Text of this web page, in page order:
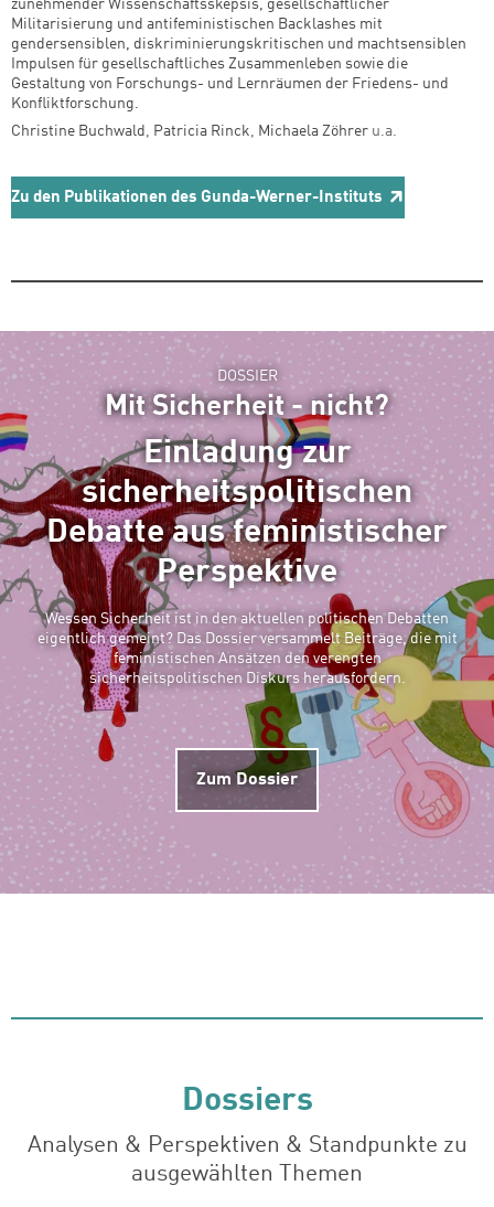
zunehmender Wissenschaftsskepsis, gesellschaftlicher
Militarisierung und antifeministischen Backlashes mit
gendersensiblen, diskriminierungskritischen und machtsensiblen
Impulsen für gesellschaftliches Zusammenleben sowie die
Gestaltung von Forschungs- und Lernräumen der Friedens- und
Konfliktforschung.
Christine Buchwald , Patricia Rinck, Michaela Zöhrer u.a.
Zu den Publikationen des Gunda-Werner-Instituts
DOSSIER
Mit Sicherheit - nicht?
Einladung zur
sicherheitspolitischen
Debatte aus feministischer
Perspektive
Wessen Sicherheit ist in den aktuellen politischen Debatten
eigentlich gemeint? Das Dossier versammelt Beiträge, die mit
feministischen Ansätzen den verengten
sicherheitspolitischen Diskurs herausfordern.
Zum Dossier
Dossiers
Analysen & Perspektiven & Standpunkte zu
ausgewählten Themen